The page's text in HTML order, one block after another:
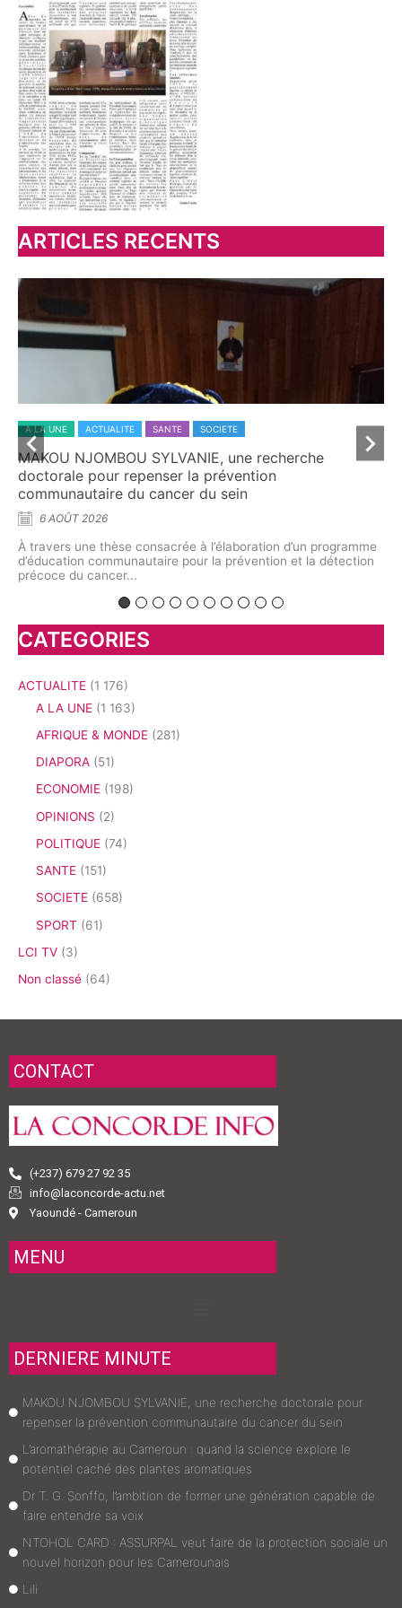
ARTICLES RECENTS
détection
A LA UNE ACTUALITE ECONOMIE
L’aromathérapie au Cameroun : quand la science
explore le potentiel caché des plantes
5 AOÛT 2026
interrogé l’avenir d’une discipline située au croisement de
biologie végétale,...
CATEGORIES
ACTUALITE (1 176)
A LA UNE (1 163)
AFRIQUE & MONDE (281)
DIAPORA (51)
ECONOMIE (198)
OPINIONS (2)
POLITIQUE (74)
SANTE (151)
SOCIETE (658)
SPORT (61)
LCI TV (3)
Non classé (64)
CONTACT
(+237) 679 27 92 35
info@laconcorde-actu.net
Yaoundé - Cameroun
MENU
DERNIERE MINUTE
MAKOU NJOMBOU SYLVANIE, une recherche doctorale pour
repenser la prévention communautaire du cancer du sein
L’aromathérapie au Cameroun : quand la science explore le
potentiel caché des plantes aromatiques
Dr T. G. Sonffo, l’ambition de former une génération capable de
faire entendre sa voix
NTOHOL CARD : ASSURPAL veut faire de la protection sociale un
nouvel horizon pour les Camerounais
Lili